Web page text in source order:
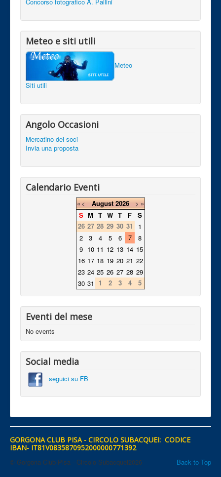
Meteo e siti utili
Meteo
Siti utili
Angolo Occasioni
Mercatino dei soci
Invia una proposta
Calendario Eventi
«< August 2026 >»
S M T W T F
S
26 27 28 29 30 31
1
2
3 4 5 6 7
8
9 10 11 12 13 14 15
16 17 18 19 20 21 22
23 24 25 26 27 28 29
30 31 1 2 3 4 5
Eventi del mese
No events
Social media
seguici su FB
GORGONA CLUB PISA - CIRCOLO SUBACQUEI: CODICE
IBAN- IT81V0835870952000000771392
Back to Top
© Gorgona Club Pisa - Circolo Subacquei2026